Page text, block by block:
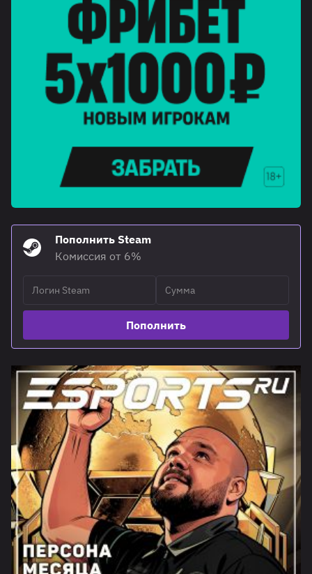
Пополнить Steam
Комиссия от 6%
Пополнить